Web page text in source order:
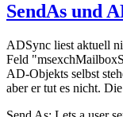
SendAs und
ADSync liest aktuell
Feld
AD-Objekts selbst
aber er tut es nicht.